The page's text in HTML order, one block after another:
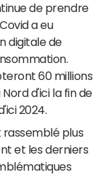
de prendre
a eu
digitale de
60 millions
d'ici la fin de
2024.
rassemblé plus
et les derniers